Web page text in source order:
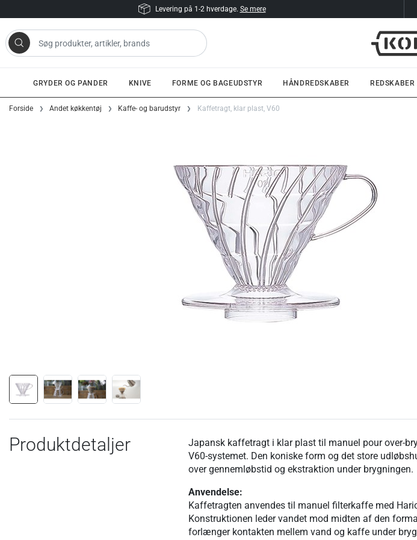
Gå til indhold
Levering på 1-2 hverdage. Se mere
artikler, brands
GRYDER OG PANDER KNIVE FORME OG BAGEUDSTYR HÅNDREDSKABER
Forside Andet køkkentøj Kaffe- og barudstyr Kaffetragt, klar plast, V60
Produktdetaljer
Japansk kaffetragt i klar plast til manuel pour over-
V60-systemet. Den koniske form og det store
over gennemløbstid og ekstraktion under brygningen.
Anvendelse:
Kaffetragten anvendes til manuel filterkaffe med
Konstruktionen leder vandet mod midten af den
forlænger kontakten mellem vand og kaffe under